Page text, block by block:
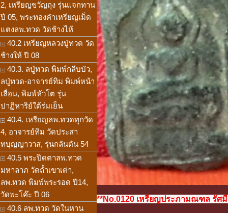
2, เหรียญขวัญถุง รุ่นแจกทาน
ปี 05, พระทองคำเหรียญเม็ด
แตงลพ.ทวด วัดช้างไห้
40.2 เหรียญหลวงปู่ทวด วัด
ช้างให้ ปี 08
40.3. ลปู่ทวด พิมพ์กลีบบัว,
ลปู่ทวด-อาจารย์ทิม พิมพ์หน้า
เลื่อน, พิมพ์หัวโต รุ่น
ปาฏิหาริย์ใต้ร่มเย็น
40.4. เหรียญลพ.ทวดทุกวัด
4, อาจารย์ทิม วัดประสา
ทบุญญาวาส, รุ่นกลันตัน 54
40.5 พระปิดตาลพ.ทวด
มหาลาภ วัดถ้ำเขาเต่า,
ลพ.ทวด พิมพ์พระรอด ปี14,
วัดพะโค๊ะ ปี 06
40.6 ลพ.ทวด วัดในหาน
**No.0120 เหรียญประภามณฑล รัศ